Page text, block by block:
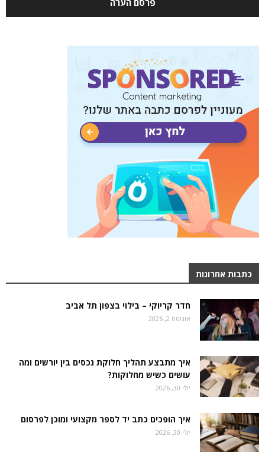
כתבות אחרונות
חדר קריוקי – בילוי בצפון תל אביב
אוגוסט 2, 2026
איך מתבצע תהליך חלוקת נכסים בין יורשים ומה
עושים כשיש מחלוקות?
יולי 30, 2026
איך הופכים כתב יד לספר מקצועי ומוכן לפרסום
יולי 30, 2026